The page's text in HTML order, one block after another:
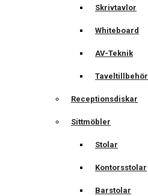
Skrivtavlor
Whiteboard
AV-Teknik
Taveltillbehör
Receptionsdiskar
Sittmöbler
Stolar
Kontorsstolar
Barstolar